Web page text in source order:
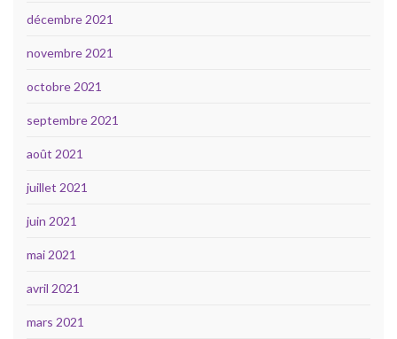
décembre 2021
novembre 2021
octobre 2021
septembre 2021
août 2021
juillet 2021
juin 2021
mai 2021
avril 2021
mars 2021